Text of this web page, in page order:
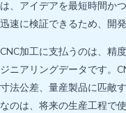
は、アイデアを最短時間か
迅速に検証できるため、開
CNC加工に支払うのは、精
ジニアリングデータです。
寸法公差、量産製品に匹敵
なのは、将来の生産工程で